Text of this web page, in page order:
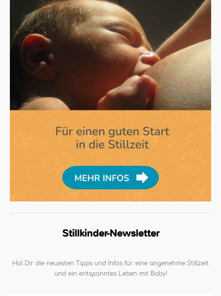
Stillkinder-Newsletter
Hol Dir die neuesten Tipps und Infos für eine angenehme Stillzeit
und ein entspanntes Leben mit Baby!